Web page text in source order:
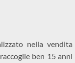
nella vendita
ben 15 anni